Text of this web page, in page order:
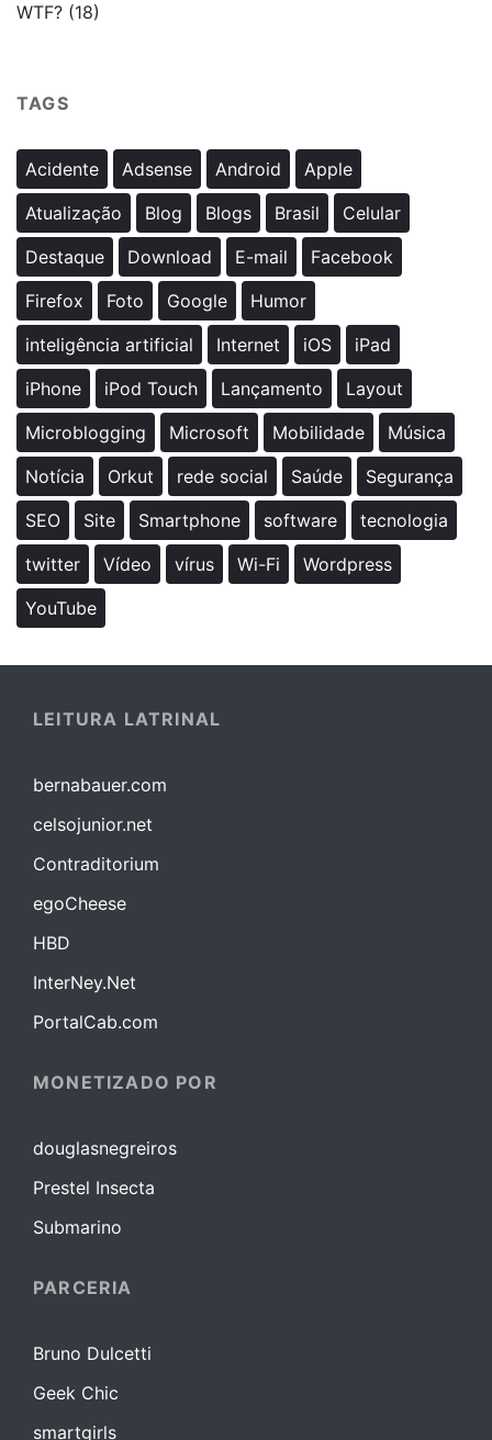
WTF? (18)
TAGS
Acidente Adsense Android
Apple
Atualização
Blog Blogs Brasil
Celular
Destaque
Download E-mail
Facebook
Firefox
Foto Google
Humor
inteligência artificial
Internet iOS
iPad
iPhone
iPod Touch Lançamento
Layout
Microblogging
Microsoft Mobilidade
Música
Notícia
Orkut rede social Saúde
Segurança
SEO
Site Smartphone software
tecnologia
twitter
Vídeo vírus Wi-Fi
Wordpress
YouTube
LEITURA LATRINAL
bernabauer.com
celsojunior.net
Contraditorium
egoCheese
HBD
InterNey.Net
PortalCab.com
MONETIZADO POR
douglasnegreiros
Prestel Insecta
Submarino
PARCERIA
Bruno Dulcetti
Geek Chic
smartgirls